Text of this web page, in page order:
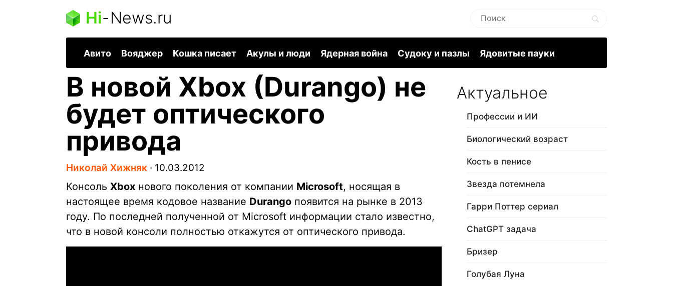
Hi-News.ru
Авито Вояджер Кошка писает Акулы и люди Ядерная война Судоку и пазлы Ядовитые пауки
В новой Xbox (Durango) не
будет оптического
привода
Николай Хижняк ∙ 10.03.2012
Консоль Xbox нового поколения от компании Microsoft, носящая в
настоящее время кодовое название Durango появится на рынке в 2013
году. По последней полученной от Microsoft информации стало известно,
что в новой консоли полностью откажутся от оптического привода.
Актуальное
Профессии и ИИ
Биологический возраст
Кость в пенисе
Звезда потемнела
Гарри Поттер сериал
ChatGPT задача
Бризер
Голубая Луна